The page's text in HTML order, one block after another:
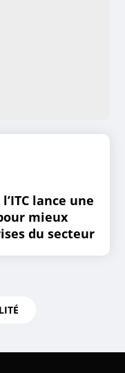
lance une
mieux
du secteur